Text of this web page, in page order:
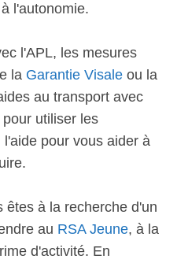
l'autonomie.
l'APL, les mesures
la Garantie Visale ou la
au transport avec
utiliser les
pour vous aider à
êtes à la recherche d'un
au RSA Jeune, à la
d'activité. En